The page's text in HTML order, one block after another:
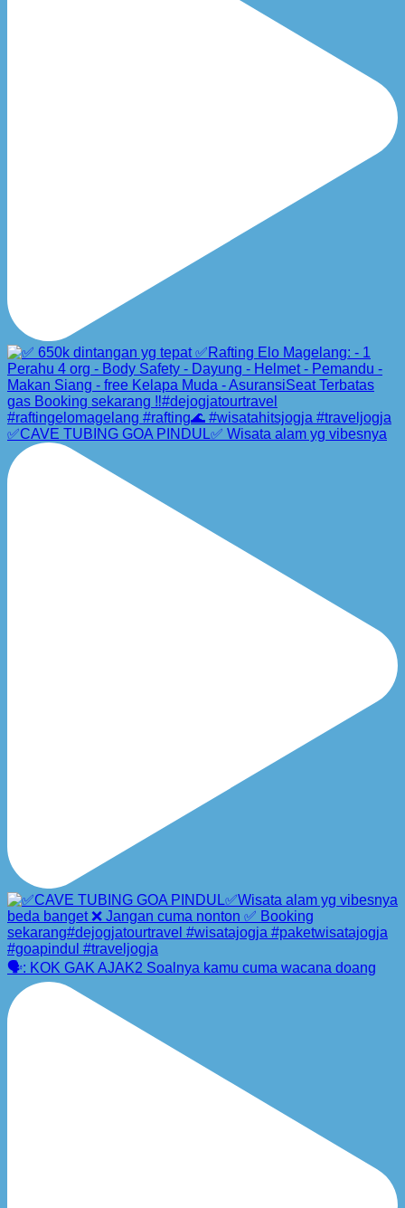
✅CAVE TUBING GOA PINDUL✅ Wisata alam yg vibesnya
🗣️: KOK GAK AJAK2 Soalnya kamu cuma wacana doang